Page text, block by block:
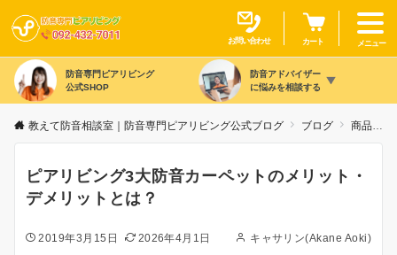
お問い合わせ カート メニュー
防音専門ピアリビング
公式SHOP
防音アドバイザー
に悩みを相談する
教えて防音相談室｜防音専門ピアリビング公式ブログ ブログ 商品カテゴリ別
ピアリビング3大防音カーペットのメリット・
デメリットとは？
2019年3月15日 2026年4月1日 キャサリン(Akane Aoki)